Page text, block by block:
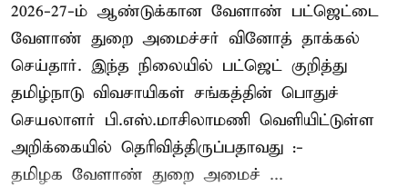
2026-27-ம் ஆண்டுக்கான வேளாண் பட்ஜெட்டை
வேளாண் துறை அமைச்சர் வினோத் தாக்கல்
செய்தார். இந்த நிலையில் பட்ஜெட் குறித்து
தமிழ்நாடு விவசாயிகள் சங்கத்தின் பொதுச்
செயலாளர் பி.எஸ்.மாசிலாமணி வெளியிட்டுள்ள
அறிக்கையில் தெரிவித்திருப்பதாவது :-
தமிழக வேளாண் துறை அமைச் ...